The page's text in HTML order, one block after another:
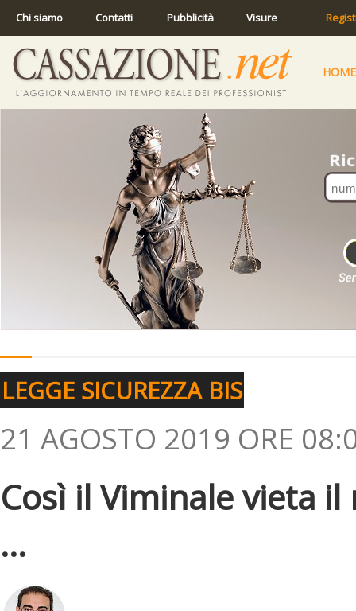
Chi siamo Contatti Pubblicità Visure
HOME
LEGGE SICUREZZA BIS
21 AGOSTO 2019 ORE
Così il Viminale vieta
...